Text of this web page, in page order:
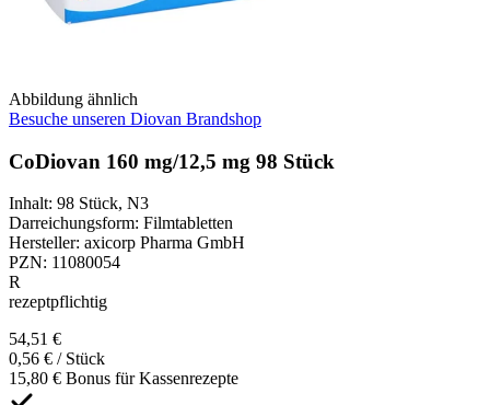
Abbildung ähnlich
Besuche unseren Diovan Brandshop
CoDiovan 160 mg/12,5 mg 98 Stück
Inhalt: 98 Stück, N3
Darreichungsform: Filmtabletten
Hersteller: axicorp Pharma GmbH
PZN: 11080054
R
rezeptpflichtig
54,51 €
0,56 € / Stück
15,80 € Bonus für Kassenrezepte